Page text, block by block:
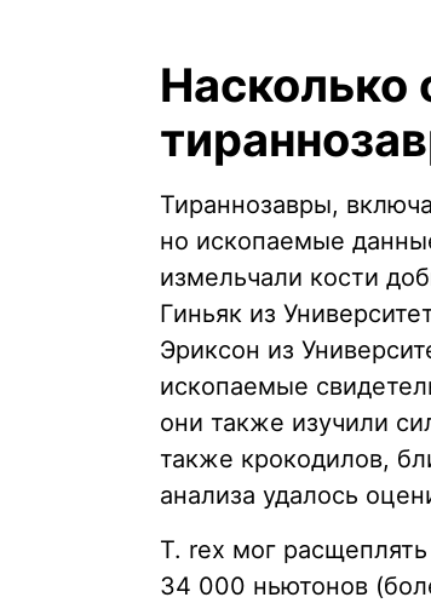
Насколько
Тираннозавры,
но ископаемые
измельчали кости
Гиньяк из
Эриксон из
ископаемые
они также изучили
также крокодилов,
анализа удалось
T. rex мог
34 000 ньютонов